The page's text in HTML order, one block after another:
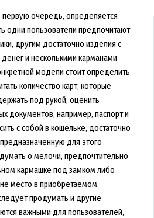
первую очередь, определяется
одни пользователи предпочитают
другим достаточно изделия с
и несколькими карманами
модели стоит определить
количество карт, которые
под рукой, оценить
документов, например, паспорт и
с собой в кошельке, достаточно
для этого
о мелочи, предпочтительно
кармашке под замком либо
место в приобретаемом
продумать и другие
важными для пользователей,